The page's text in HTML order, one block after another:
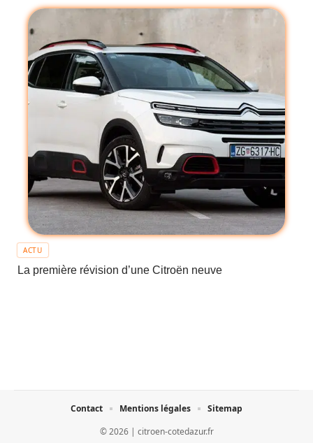
ACTU
La première révision d’une Citroën neuve
© 2026 | citroen-cotedazur.fr
Contact Mentions légales Sitemap